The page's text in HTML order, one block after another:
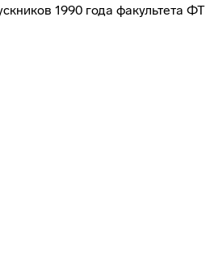
1990 года факультета ФТ